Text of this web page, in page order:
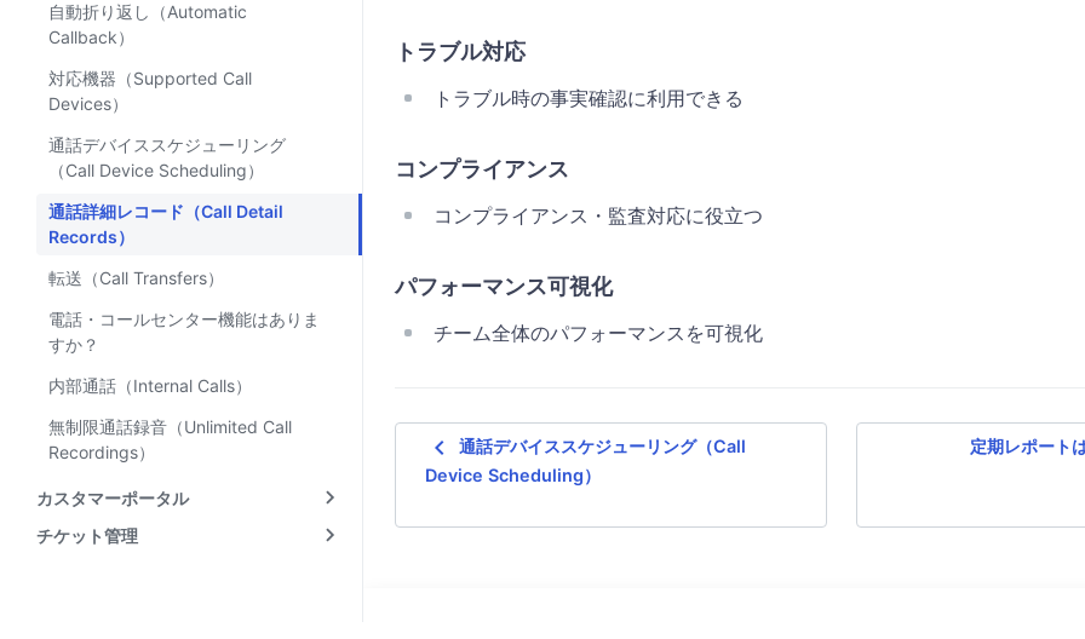
自動折り返し（Automatic
Callback）
対応機器（Supported Call
Devices）
通話デバイススケジューリング
（Call Device Scheduling）
通話詳細レコード（Call Detail
Records）
転送（Call Transfers）
電話・コールセンター機能はありま
すか？
内部通話（Internal Calls）
無制限通話録音（Unlimited Call
Recordings）
カスタマーポータル
チケット管理
トラブル対応
トラブル時の事実確認に利用できる
コンプライアンス
コンプライアンス・監査対応に役立つ
パフォーマンス可視化
チーム全体のパフォーマンスを可視化
navigate_before
通話デバイススケジューリング（Call
Device Scheduling）
定期レポート